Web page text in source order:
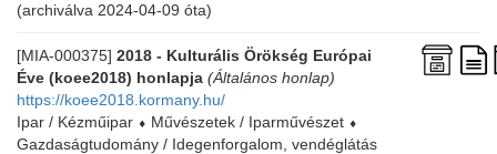
(archiválva 2024-04-09 óta)
[MIA-000375] 2018 - Kulturális Örökség Európai
Éve (koee2018) honlapja (Általános honlap)
https://koee2018.kormany.hu/
Ipar / Kézműipar ⬧ Művészetek / Iparművészet ⬧
Gazdaságtudomány / Idegenforgalom, vendéglátás